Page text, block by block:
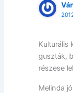
Kulturális
guszták,
részese
Melinda